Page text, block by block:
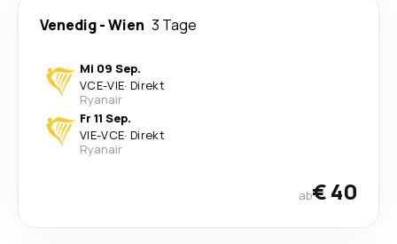
Venedig-Wien 3 Tage
Mi 09 Sep.
VCE-VIE· Direkt
Ryanair
Fr 11 Sep.
VIE-VCE· Direkt
Ryanair
ab€ 40